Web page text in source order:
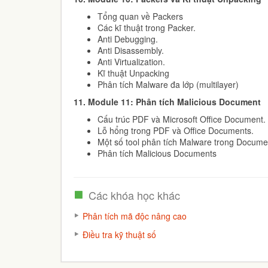
Tổng quan về Packers
Các kĩ thuật trong Packer.
Anti Debugging.
Anti Disassembly.
Anti Virtualization.
Kĩ thuật Unpacking
Phân tích Malware đa lớp (multilayer)
11. Module 11: Phân tích Malicious Document
Cấu trúc PDF và Microsoft Office Document.
Lỗ hổng trong PDF và Office Documents.
Một số tool phân tích Malware trong
Phân tích Malicious Documents
Các khóa học khác
Phân tích mã độc nâng cao
Điều tra kỹ thuật số